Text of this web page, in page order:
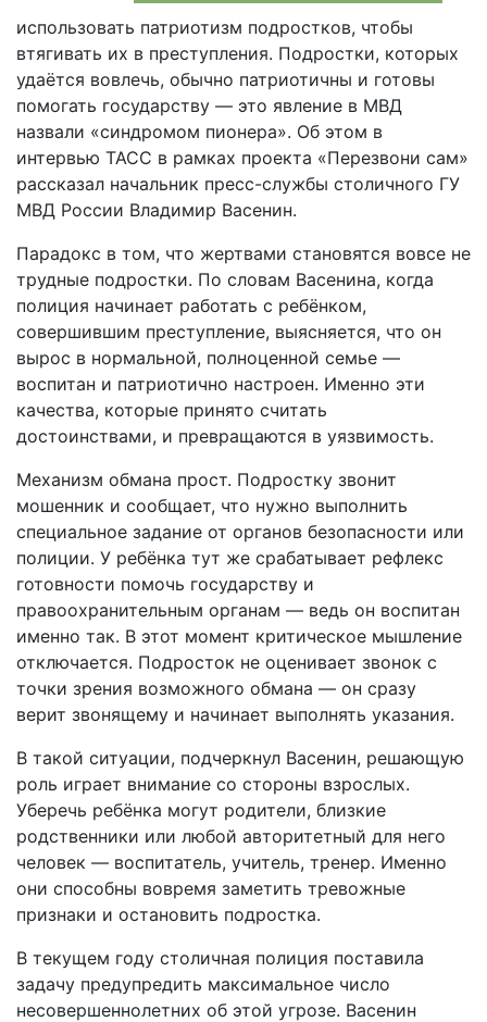
использовать патриотизм подростков, чтобы
втягивать их в преступления. Подростки, которых
удаётся вовлечь, обычно патриотичны и готовы
помогать государству — это явление в МВД
назвали «синдромом пионера». Об этом в
интервью ТАСС в рамках проекта «Перезвони сам»
рассказал начальник пресс-службы столичного ГУ
МВД России Владимир Васенин.
Парадокс в том, что жертвами становятся вовсе не
трудные подростки. По словам Васенина, когда
полиция начинает работать с ребёнком,
совершившим преступление, выясняется, что он
вырос в нормальной, полноценной семье —
воспитан и патриотично настроен. Именно эти
качества, которые принято считать
достоинствами, и превращаются в уязвимость.
Механизм обмана прост. Подростку звонит
мошенник и сообщает, что нужно выполнить
специальное задание от органов безопасности или
полиции. У ребёнка тут же срабатывает рефлекс
готовности помочь государству и
правоохранительным органам — ведь он воспитан
именно так. В этот момент критическое мышление
отключается. Подросток не оценивает звонок с
точки зрения возможного обмана — он сразу
верит звонящему и начинает выполнять указания.
В такой ситуации, подчеркнул Васенин, решающую
роль играет внимание со стороны взрослых.
Уберечь ребёнка могут родители, близкие
родственники или любой авторитетный для него
человек — воспитатель, учитель, тренер. Именно
они способны вовремя заметить тревожные
признаки и остановить подростка.
В текущем году столичная полиция поставила
задачу предупредить максимальное число
несовершеннолетних об этой угрозе. Васенин